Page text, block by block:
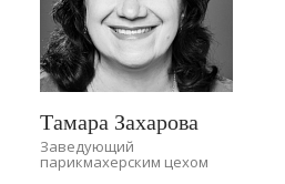
Тамара Захарова
Заведующий
парикмахерским цехом